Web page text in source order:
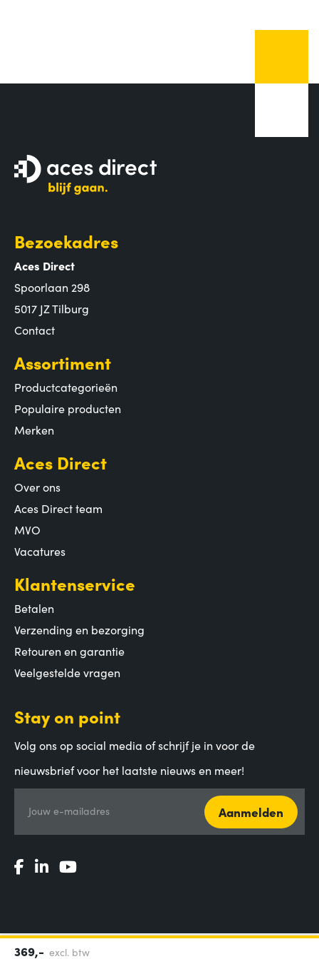
369,- excl. btw
Bezoekadres
Aces Direct
Spoorlaan 298
5017 JZ Tilburg
Contact
Assortiment
Productcategorieën
Populaire producten
Merken
Aces Direct
Over ons
Aces Direct team
MVO
Vacatures
Klantenservice
Betalen
Verzending en bezorging
Retouren en garantie
Veelgestelde vragen
Stay on point
Volg ons op social media of schrijf je in voor de
nieuwsbrief voor het laatste nieuws en meer!
Jouw e-mailadres Aanmelden
Algemene voorwaarden